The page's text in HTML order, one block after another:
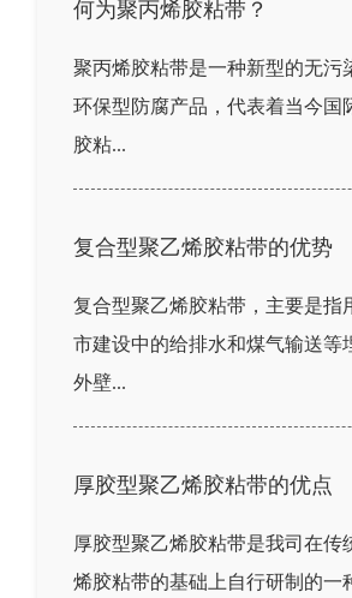
何为聚丙烯胶粘带？
聚丙烯胶粘带是一种新型的无污
环保型防腐产品，代表着当今国
胶粘...
复合型聚乙烯胶粘带的优势
复合型聚乙烯胶粘带，主要是指
市建设中的给排水和煤气输送等
外壁...
厚胶型聚乙烯胶粘带的优点
厚胶型聚乙烯胶粘带是我司在传
烯胶粘带的基础上自行研制的一